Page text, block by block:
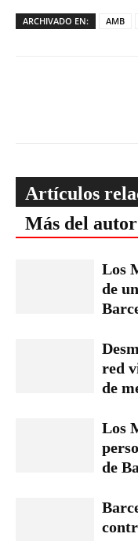
ARCHIVADO EN: AMB
Artículos
Más del autor
Los
de
red
de
Los
de